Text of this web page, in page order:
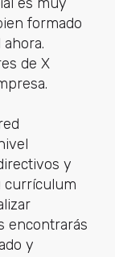
formado
de X
y
currículum
encontrarás
y